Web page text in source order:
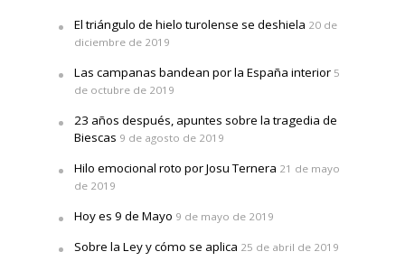
El triángulo de hielo turolense se deshiela 20 de
diciembre de 2019
Las campanas bandean por la España interior 5
de octubre de 2019
23 años después, apuntes sobre la tragedia de
Biescas 9 de agosto de 2019
Hilo emocional roto por Josu Ternera 21 de mayo
de 2019
Hoy es 9 de Mayo 9 de mayo de 2019
Sobre la Ley y cómo se aplica 25 de abril de 2019